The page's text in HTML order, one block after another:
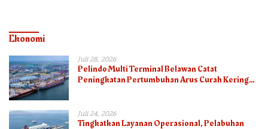
Ekonomi
Juli 28, 2026
Pelindo Multi Terminal Belawan Catat
Peningkatan Pertumbuhan Arus Curah Kering
Juli 24, 2026
Tingkatkan Layanan Operasional, Pelabuhan